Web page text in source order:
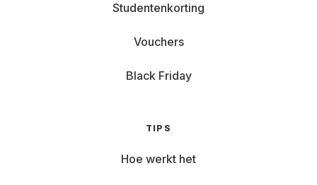
Studentenkorting
Vouchers
Black Friday
TIPS
Hoe werkt het